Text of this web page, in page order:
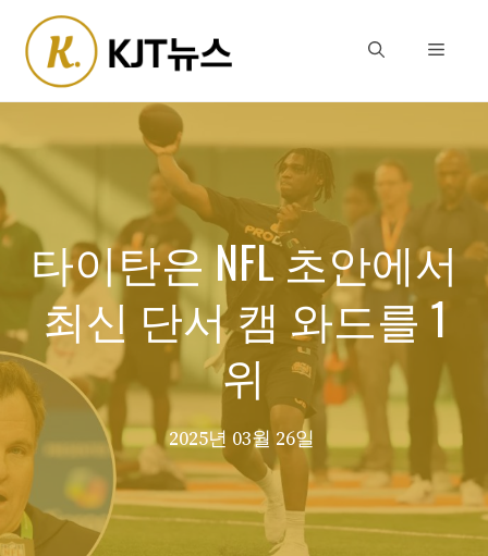
content
Menu
타이탄은 NFL 초안에서
최신 단서 캠 와드를 1
위
2025년 03월 26일